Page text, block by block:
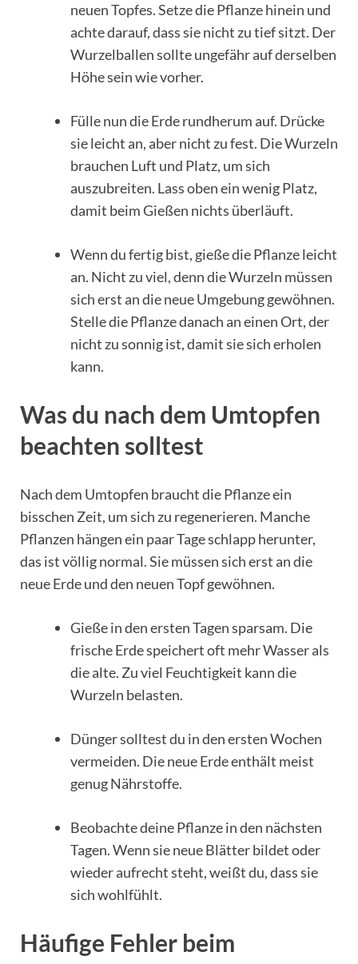
neuen Topfes. Setze die Pflanze hinein und
achte darauf, dass sie nicht zu tief sitzt. Der
Wurzelballen sollte ungefähr auf derselben
Höhe sein wie vorher.
Fülle nun die Erde rundherum auf. Drücke
sie leicht an, aber nicht zu fest. Die Wurzeln
brauchen Luft und Platz, um sich
auszubreiten. Lass oben ein wenig Platz,
damit beim Gießen nichts überläuft.
Wenn du fertig bist, gieße die Pflanze leicht
an. Nicht zu viel, denn die Wurzeln müssen
sich erst an die neue Umgebung gewöhnen.
Stelle die Pflanze danach an einen Ort, der
nicht zu sonnig ist, damit sie sich erholen
kann.
Was du nach dem Umtopfen
beachten solltest
Nach dem Umtopfen braucht die Pflanze ein
bisschen Zeit, um sich zu regenerieren. Manche
Pflanzen hängen ein paar Tage schlapp herunter,
das ist völlig normal. Sie müssen sich erst an die
neue Erde und den neuen Topf gewöhnen.
Gieße in den ersten Tagen sparsam. Die
frische Erde speichert oft mehr Wasser als
die alte. Zu viel Feuchtigkeit kann die
Wurzeln belasten.
Dünger solltest du in den ersten Wochen
vermeiden. Die neue Erde enthält meist
genug Nährstoffe.
Beobachte deine Pflanze in den nächsten
Tagen. Wenn sie neue Blätter bildet oder
wieder aufrecht steht, weißt du, dass sie
sich wohlfühlt.
Häufige Fehler beim